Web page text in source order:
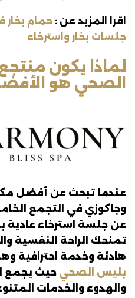
اقرا المزيد عن : حمام بخار
جلسات بخار واسترخاء
لماذا يكون
الصحي هو
عندما تبحث عن أفضل
وجاكوزي في التجمع
عن جلسة استرخاء عادية
تمنحك الراحة النفسية
هادئة وخدمة احترافية
بليس الصحي حيث يجمع
والهدوء والخدمات